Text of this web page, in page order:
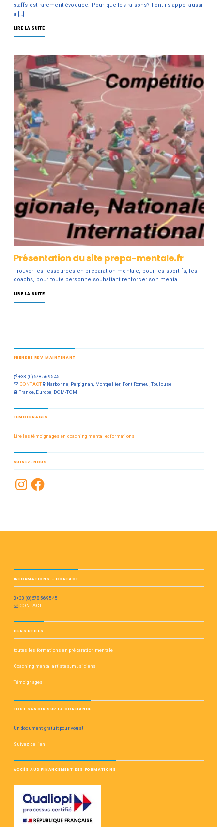
staffs est rarement évoquée. Pour quelles raisons? Font-ils appel aussi
à […]
LIRE LA SUITE
Présentation du site prepa-mentale.fr
Trouver les ressources en préparation mentale, pour les sportifs, les
coachs, pour toute personne souhaitant renforcer son mental
LIRE LA SUITE
PRENDRE RDV MAINTENANT
+33 (0)678 56 95 45
CONTACT
Narbonne, Perpignan, Montpellier, Font Romeu, Toulouse
France, Europe, DOM-TOM
TEMOIGNAGES
Lire les témoignages en coaching mental et formations
SUIVEZ-NOUS
INFORMATIONS – CONTACT
+33 (0)678 56 95 45
CONTACT
LIENS UTILES
toutes les formations en préparation mentale
Coaching mental artistes, musiciens
Témoignages
TOUT SAVOIR SUR LA CONFIANCE
Un document gratuit pour vous!
Suivez ce lien
ACCÈS AUX FINANCEMENT DES FORMATIONS